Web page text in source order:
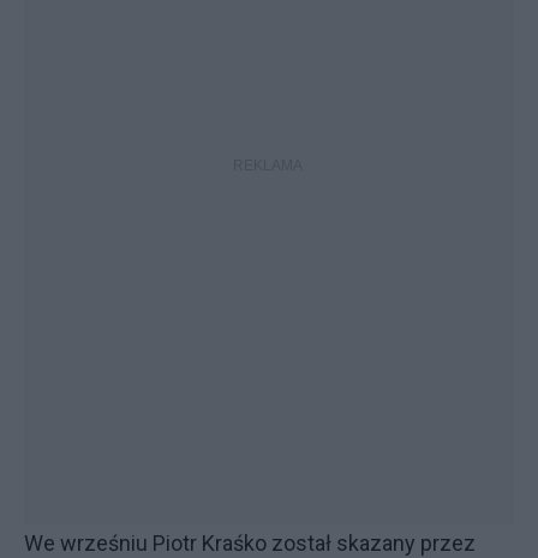
We wrześniu Piotr Kraśko został skazany przez